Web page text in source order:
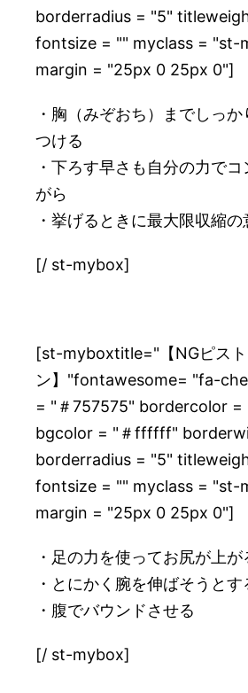
borderradius = "5"
fontsize = "" myclass = "st-
margin = "25px 0 25px 0"]
・胸（みぞおち）までしっ
つける
・下ろす早さも自分の力で
がら
・挙げるときに最大限収縮の
[/ st-mybox]
[st-myboxtitle="【NGピスト
ン】"fontawesome= "fa-
= "＃757575" bordercolor =
bgcolor = "＃ffffff"
borderradius = "5"
fontsize = "" myclass = "st-
margin = "25px 0 25px 0"]
・足の力を使ってお尻が上が
・とにかく腕を伸ばそうとす
・腹でバウンドさせる
[/ st-mybox]